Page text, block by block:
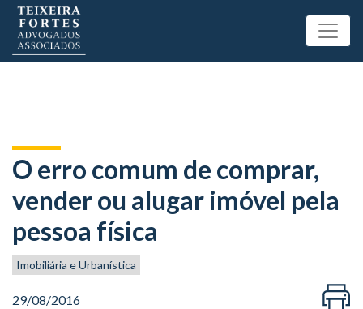
O erro comum de comprar,
vender ou alugar imóvel pela
pessoa física
Imobiliária e Urbanística
29/08/2016